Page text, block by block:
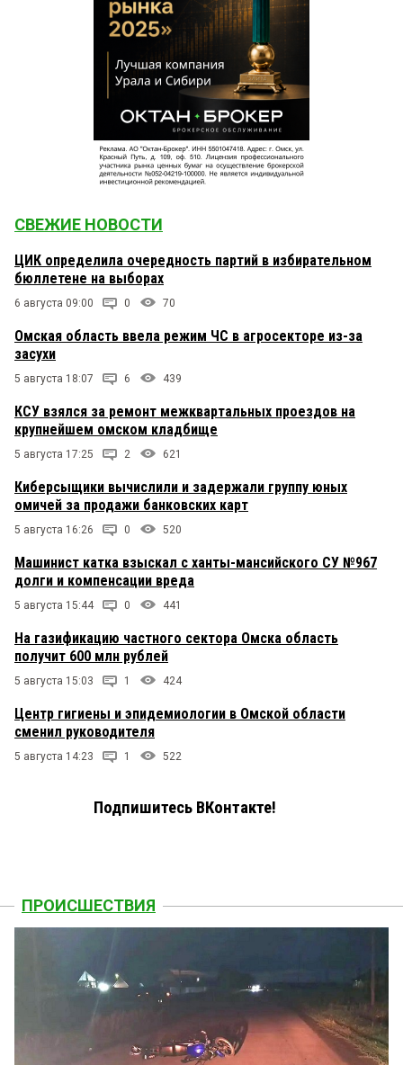
СВЕЖИЕ НОВОСТИ
ЦИК определила очередность партий в избирательном
бюллетене на выборах
6 августа 09:00 0 70
Омская область ввела режим ЧС в агросекторе из-за
засухи
5 августа 18:07 6 439
КСУ взялся за ремонт межквартальных проездов на
крупнейшем омском кладбище
5 августа 17:25 2 621
Киберсыщики вычислили и задержали группу юных
омичей за продажи банковских карт
5 августа 16:26 0 520
Машинист катка взыскал с ханты-мансийского СУ №967
долги и компенсации вреда
5 августа 15:44 0 441
На газификацию частного сектора Омска область
получит 600 млн рублей
5 августа 15:03 1 424
Центр гигиены и эпидемиологии в Омской области
сменил руководителя
5 августа 14:23 1 522
Подпишитесь ВКонтакте!
ПРОИСШЕСТВИЯ